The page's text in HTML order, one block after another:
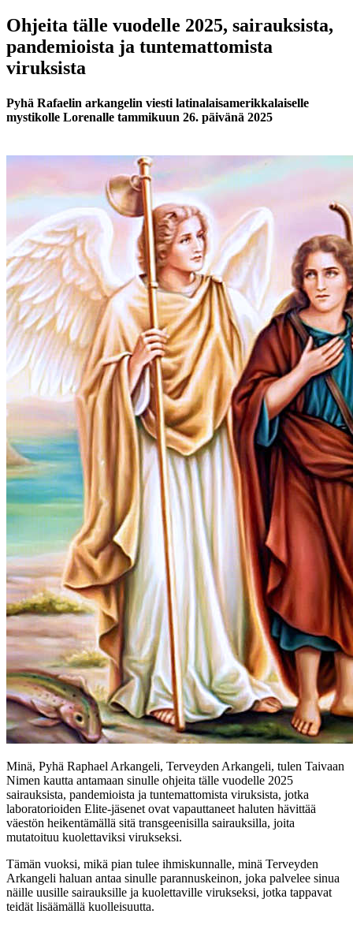
Ohjeita tälle vuodelle 2025, sairauksista,
pandemioista ja tuntemattomista
viruksista
Pyhä Rafaelin arkangelin viesti latinalaisamerikkalaiselle
mystikolle Lorenalle tammikuun 26. päivänä 2025
Minä, Pyhä Raphael Arkangeli, Terveyden Arkangeli, tulen Taivaan
Nimen kautta antamaan sinulle ohjeita tälle vuodelle 2025
sairauksista, pandemioista ja tuntemattomista viruksista, jotka
laboratorioiden Elite-jäsenet ovat vapauttaneet haluten hävittää
väestön heikentämällä sitä transgeenisilla sairauksilla, joita
mutatoituu kuolettaviksi virukseksi.
Tämän vuoksi, mikä pian tulee ihmiskunnalle, minä Terveyden
Arkangeli haluan antaa sinulle parannuskeinon, joka palvelee sinua
näille uusille sairauksille ja kuolettaville virukseksi, jotka tappavat
teidät lisäämällä kuolleisuutta.